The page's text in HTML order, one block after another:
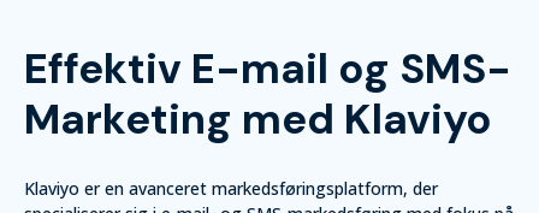
Effektiv E-mail og SMS-
Marketing med Klaviyo
Klaviyo er en avanceret markedsføringsplatform, der